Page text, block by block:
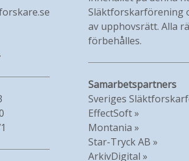
Släktforskarförening
av upphovsrätt. Alla
förbehålles.
Samarbetspartners
Sveriges
EffectSoft »
Montania »
Star-Tryck AB »
ArkivDigital »